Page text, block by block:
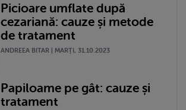
Picioare umflate după
cezariană: cauze și metode
de tratament
ANDREEA BITAR | MARŢI, 31.10.2023
Papiloame pe gât: cauze și
tratament